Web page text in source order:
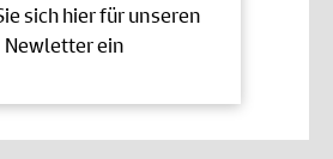
sich hier für unseren
Newletter ein